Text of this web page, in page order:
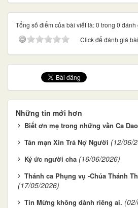
Tổng số điểm của bài viết là: 0 trong 0 đánh
Click để đánh giá
Những tin mới hơn
Biết ơn mẹ trong những vần Ca Dao
Tản mạn Xin Trả Nợ Người (12/06/
Ký ức người cha (16/06/2026)
Thánh ca Phụng vụ -Chúa Thánh
(17/05/2026)
Tin Mừng không dành riêng ai.